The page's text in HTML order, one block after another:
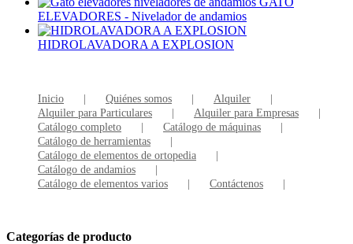
ELEVADORES - Nivelador de andamios
HIDROLAVADORA A EXPLOSION
Inicio Quiénes somos
Alquiler
Alquiler para Particulares
Alquiler para Empresas
Catálogo completo
Catálogo de máquinas
Catálogo de herramientas
Catálogo de elementos de ortopedia
Catálogo de andamios
Catálogo de elementos varios
Contáctenos
Categorías de producto